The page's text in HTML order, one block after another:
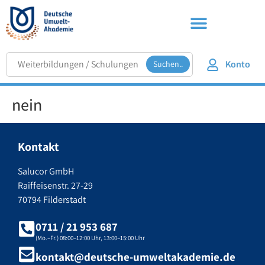
Suchen.. Konto
nein
Kontakt
Salucor GmbH
Raiffeisenstr. 27-29
70794 Filderstadt
0711 / 21 953 687
(Mo.–Fr.) 08:00–12:00 Uhr, 13:00–15:00 Uhr
kontakt@deutsche-umweltakademie.de